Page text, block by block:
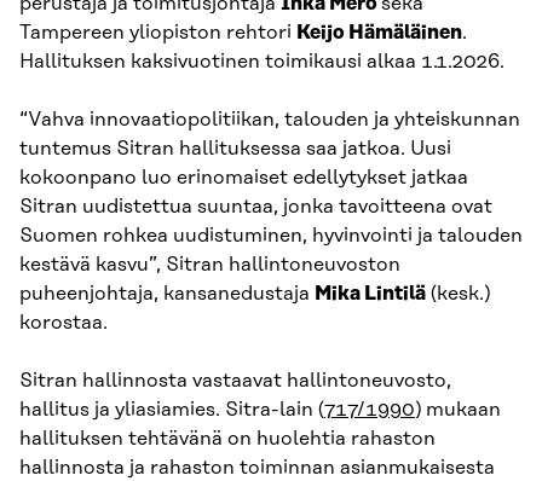
Tampereen yliopiston rehtori Keijo Hämäläinen.
Hallituksen kaksivuotinen toimikausi alkaa 1.1.2026.
“Vahva innovaatiopolitiikan, talouden ja yhteiskunnan
tuntemus Sitran hallituksessa saa jatkoa. Uusi
kokoonpano luo erinomaiset edellytykset jatkaa
Sitran uudistettua suuntaa, jonka tavoitteena ovat
Suomen rohkea uudistuminen, hyvinvointi ja talouden
kestävä kasvu”, Sitran hallintoneuvoston
puheenjohtaja, kansanedustaja Mika Lintilä (kesk.)
korostaa.
Sitran hallinnosta vastaavat hallintoneuvosto,
hallitus ja yliasiamies. Sitra-lain (717/1990) mukaan
hallituksen tehtävänä on huolehtia rahaston
hallinnosta ja rahaston toiminnan asianmukaisesta